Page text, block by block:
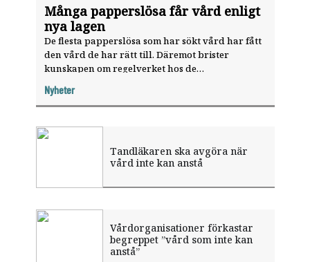
Många papperslösa får vård enligt
nya lagen
De flesta papperslösa som har sökt vård har fått
den vård de har rätt till. Däremot brister
kunskapen om regelverket hos de
Nyheter
Tandläkaren ska avgöra när
vård inte kan anstå
Vårdorganisationer förkastar
begreppet ”vård som inte kan
anstå”